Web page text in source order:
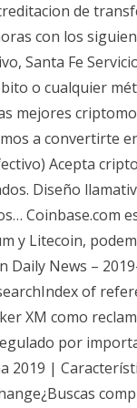
de
con los
Santa Fe
o cualquier
mejores
a convertirte
Acepta
Diseño
Coinbase.com
y Litecoin,
Daily News –
of
XM como
por
2019 |